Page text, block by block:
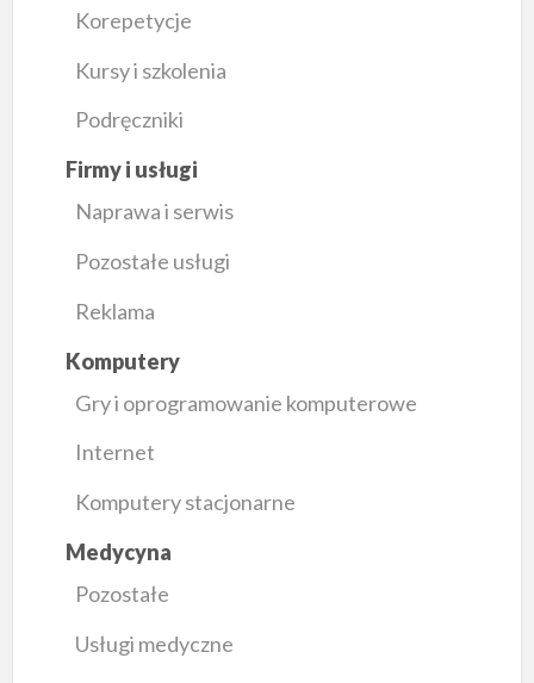
Korepetycje
Kursy i szkolenia
Podręczniki
Firmy i usługi
Naprawa i serwis
Pozostałe usługi
Reklama
Komputery
Gry i oprogramowanie komputerowe
Internet
Komputery stacjonarne
Medycyna
Pozostałe
Usługi medyczne